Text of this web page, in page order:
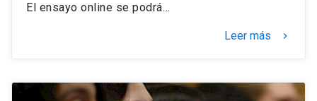
El ensayo online se podrá…
Leer más keyboard_arrow_right